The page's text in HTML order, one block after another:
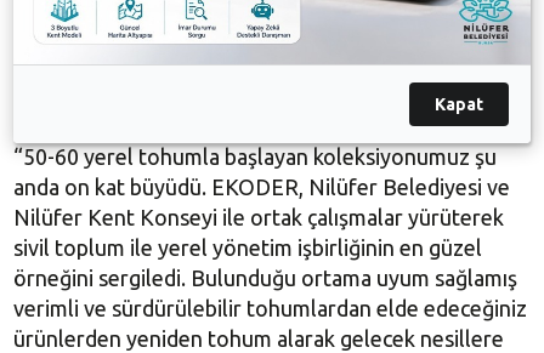
diliyorum” diye konuştu,
EKODER Başkanı Arca Atay da, 2002 yılından bu yana
oluşturmak için çalışmalar yaptıklarını söyledi. Atay,
“50-60 yerel tohumla başlayan koleksiyonumuz şu
anda on kat büyüdü. EKODER, Nilüfer Belediyesi ve
Nilüfer Kent Konseyi ile ortak çalışmalar yürüterek
sivil toplum ile yerel yönetim işbirliğinin en güzel
örneğini sergiledi. Bulunduğu ortama uyum sağlamış
verimli ve sürdürülebilir tohumlardan elde edeceğiniz
ürünlerden yeniden tohum alarak gelecek nesillere
Kapat